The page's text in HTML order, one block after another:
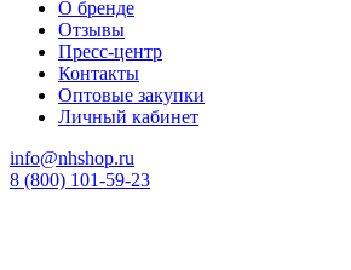
О бренде
Отзывы
Пресс-центр
Контакты
Оптовые закупки
Личный кабинет
info@nhshop.ru
8 (800) 101-59-23